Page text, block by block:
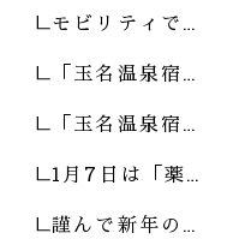
モビリティで…
「玉名温泉宿…
「玉名温泉宿…
1月7日は「薬…
謹んで新年の…